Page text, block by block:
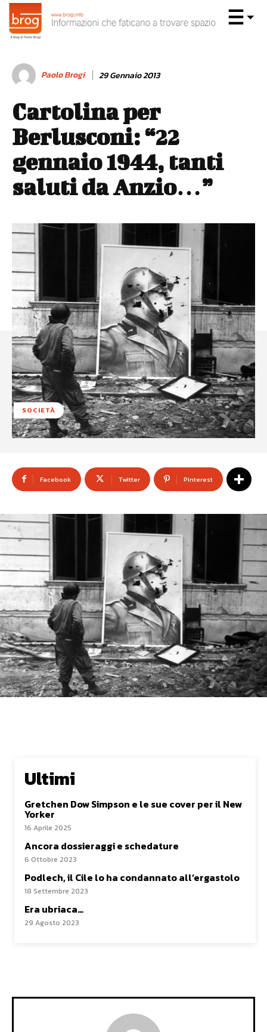
Paolo Brogi 29 Gennaio 2013
Cartolina per
Berlusconi: “22
gennaio 1944, tanti
saluti da Anzio…”
SOCIETÀ
Facebook Twitter Pinterest
Ultimi
Gretchen Dow Simpson e le sue cover per il New
Yorker
16 Aprile 2025
Ancora dossieraggi e schedature
6 Ottobre 2023
Podlech, il Cile lo ha condannato all’ergastolo
18 Settembre 2023
Era ubriaca…
29 Agosto 2023